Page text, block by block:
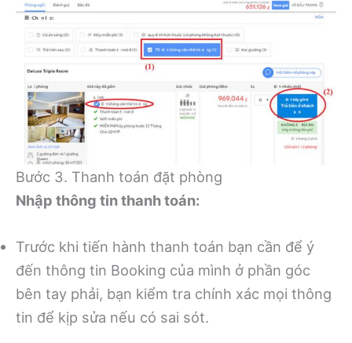
Bước 3. Thanh toán đặt phòng
Nhập thông tin thanh toán:
Trước khi tiến hành thanh toán bạn cần để ý
đến thông tin Booking của mình ở phần góc
bên tay phải, bạn kiểm tra chính xác mọi thông
tin để kịp sửa nếu có sai sót.